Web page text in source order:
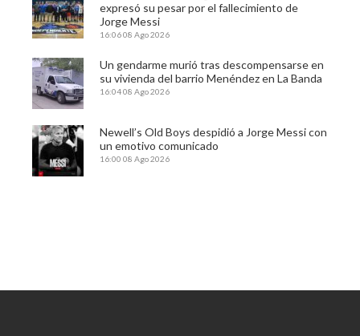
expresó su pesar por el fallecimiento de
Jorge Messi
16:0608 Ago 2026
Un gendarme murió tras descompensarse en
su vivienda del barrio Menéndez en La Banda
16:0408 Ago 2026
Newell’s Old Boys despidió a Jorge Messi con
un emotivo comunicado
16:00 08 Ago 2026